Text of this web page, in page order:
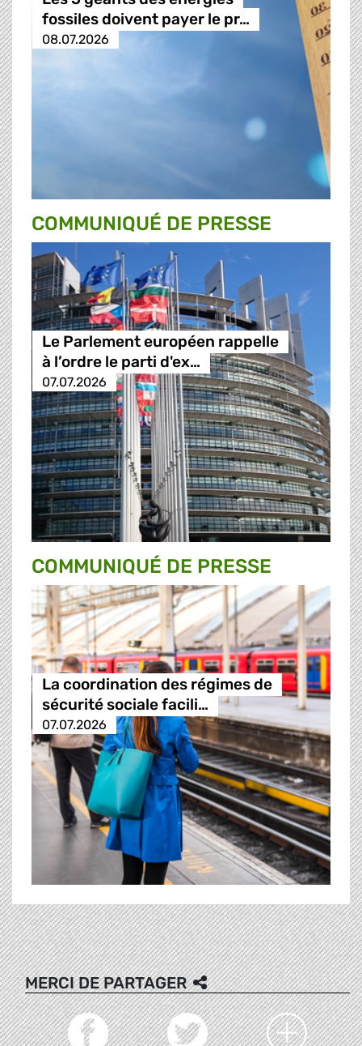
fossiles doivent payer le pr…
08.07.2026
COMMUNIQUÉ DE PRESSE
Le Parlement européen rappelle
à l’ordre le parti d'ex…
07.07.2026
COMMUNIQUÉ DE PRESSE
La coordination des régimes de
sécurité sociale facili…
07.07.2026
MERCI DE PARTAGER